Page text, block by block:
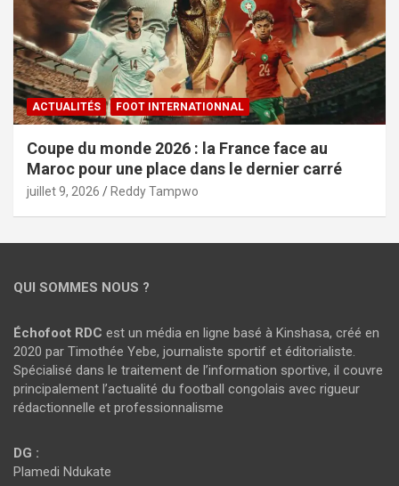
ACTUALITÉS FOOT INTERNATIONNAL
Coupe du monde 2026 : la France face au
Maroc pour une place dans le dernier carré
juillet 9, 2026 Reddy Tampwo
QUI SOMMES NOUS ?
Échofoot RDC est un média en ligne basé à Kinshasa, créé en
2020 par Timothée Yebe, journaliste sportif et éditorialiste.
Spécialisé dans le traitement de l’information sportive, il couvre
principalement l’actualité du football congolais avec rigueur
rédactionnelle et professionnalisme
DG :
Plamedi Ndukate